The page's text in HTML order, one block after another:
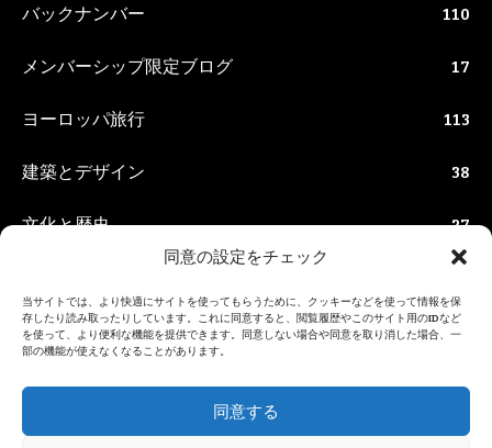
同意の設定をチェック
当サイトでは、より快適にサイトを使ってもらうために、クッキーなどを使って情報を保
存したり読み取ったりしています。これに同意すると、閲覧履歴やこのサイト用のIDなど
を使って、より便利な機能を提供できます。同意しない場合や同意を取り消した場合、一
部の機能が使えなくなることがあります。
同意する
バックナンバー 110
メンバーシップ限定ブログ 17
ヨーロッパ旅行 113
建築とデザイン 38
文化と歴史 27
美術館と博物館 54
観光と街歩き 116
食べ物 46